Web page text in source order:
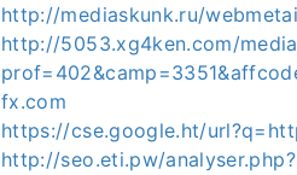
http://mediaskunk.ru/
http://5053.xg4ken.com/
fx.com
https://cse.google.ht/
http://seo.eti.pw/